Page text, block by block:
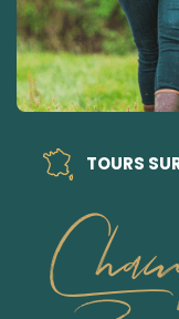
TOURS